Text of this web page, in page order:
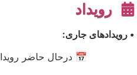
رویداد
• رویدادهای جاری:
📅 درحال حاضر